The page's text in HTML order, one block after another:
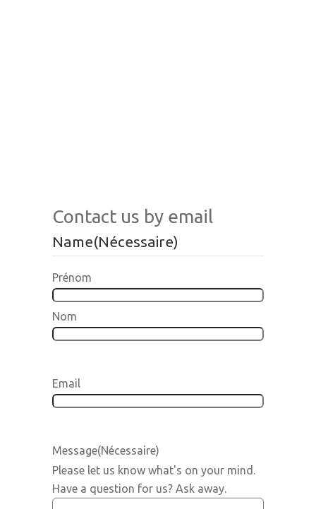
Contact us by email
Name(Nécessaire)
Prénom
Nom
Email
Message(Nécessaire)
Please let us know what's on your mind.
Have a question for us? Ask away.